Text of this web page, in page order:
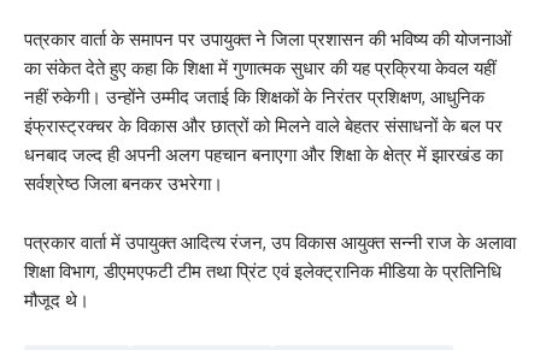
पत्रकार वार्ता के समापन पर उपायुक्त ने जिला प्रशासन की भविष्य की योजनाओं
का संकेत देते हुए कहा कि शिक्षा में गुणात्मक सुधार की यह प्रक्रिया केवल यहीं
नहीं रुकेगी। उन्होंने उम्मीद जताई कि शिक्षकों के निरंतर प्रशिक्षण, आधुनिक
इंफ्रास्ट्रक्चर के विकास और छात्रों को मिलने वाले बेहतर संसाधनों के बल पर
धनबाद जल्द ही अपनी अलग पहचान बनाएगा और शिक्षा के क्षेत्र में झारखंड का
सर्वश्रेष्ठ जिला बनकर उभरेगा।
पत्रकार वार्ता में उपायुक्त आदित्य रंजन, उप विकास आयुक्त सन्नी राज के अलावा
शिक्षा विभाग, डीएमएफटी टीम तथा प्रिंट एवं इलेक्ट्रानिक मीडिया के प्रतिनिधि
मौजूद थे।